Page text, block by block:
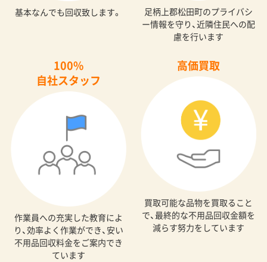
基本なんでも回収致します。
足柄上郡松田町のプライバシ
ー情報を守り、近隣住民への配
慮を行います
100%
自社スタッフ
作業員への充実した教育によ
り、効率よく作業ができ、安い
不用品回収料金をご案内でき
ています
高価買取
買取可能な品物を買取ること
で、最終的な不用品回収金額を
減らす努力をしています